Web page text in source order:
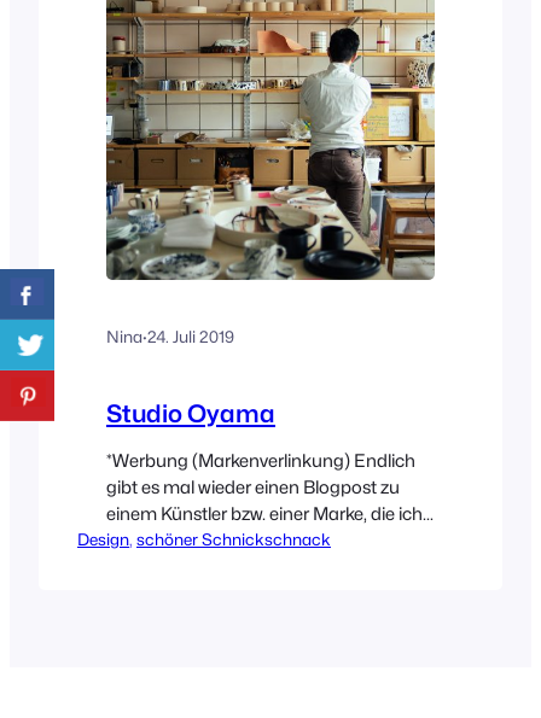
Nina·24. Juli 2019
Studio Oyama
*Werbung (Markenverlinkung) Endlich
gibt es mal wieder einen Blogpost zu
einem Künstler bzw. einer Marke, die ich
entdeckt habe. Masayoshi Oyama
Design, schöner Schnickschnack